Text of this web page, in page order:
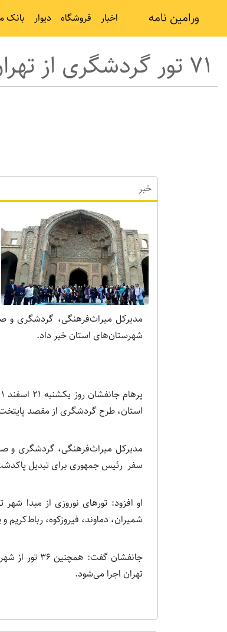
ورامین نامه اخبار فروشگاه دیوار بانک
۷۱ تور گردشگری از تهران به شهرستان‌های استان تهران در نوروز ۱۴۰۲ اجرا می‌شود
خبر
شهرستان‌های استان خبر داد.
استان، طرح گردشگری از مقصد پایتخت برای نوروز ۱۴۰۲
مدیرکل میراث‌فرهنگی، گردشگری و
سفر رئیس‌ جمهوری برای تبدیل
او افزود: تورهای نوروزی از مبدا
شمیران، دماوند، فیروزکوه، ربا‌ط‌کریم
جانفشان
تهران اجرا می‌شود.